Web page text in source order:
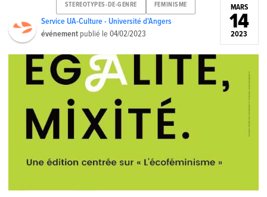
STEREOTYPES-DE-GENRE FEMINISME
Service UA-Culture - Université d'Angers
événement publié le04/02/2023
MARS
14
2023